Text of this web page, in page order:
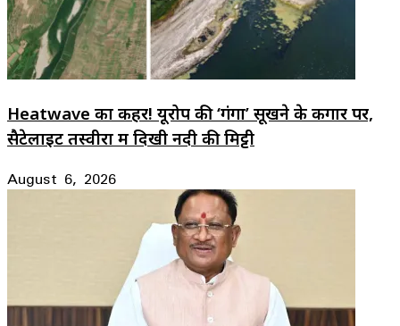
Heatwave का कहर! यूरोप की ‘गंगा’ सूखने के कगार पर,
सैटेलाइट तस्वीरों में दिखी नदी की मिट्टी
August 6, 2026